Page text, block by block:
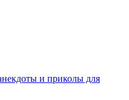
и приколы для